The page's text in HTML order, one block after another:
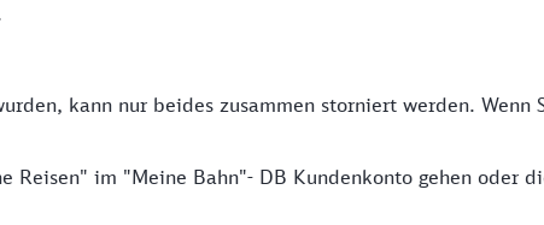
kann nur beides zusammen storniert werden.
im "Meine Bahn"- DB Kundenkonto gehen oder